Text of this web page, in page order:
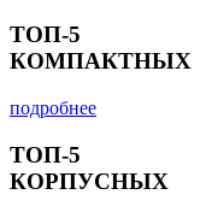
ТОП-5
КОМПАКТНЫХ
подробнее
ТОП-5
КОРПУСНЫХ